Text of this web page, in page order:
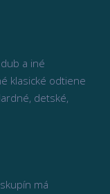
a iné
klasické odtiene
detské,
má